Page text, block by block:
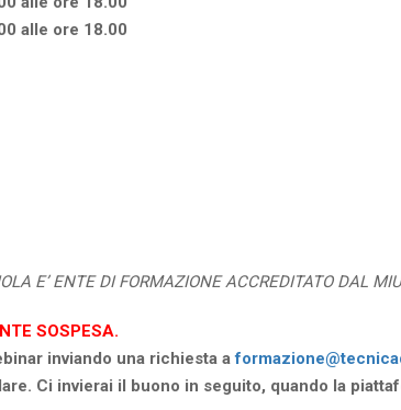
alle ore 18.00
E’ ENTE DI FORMAZIONE ACCREDITATO DAL
SOSPESA.
inviando una richiesta a
Ci invierai il buono in seguito, quando la